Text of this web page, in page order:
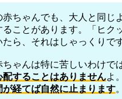
赤ちゃんでも、大人と同じ
ることがあります。「ヒク
ら、それはしゃっくりです
ちゃんは特に苦しいわけで
配することはありませんよ
が経てば自然に止まります。